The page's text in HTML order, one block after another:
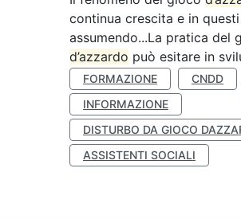
continua crescita e in
assumendo...La pratica del
d’azzardo può esitare in
FORMAZIONE CNDD
INFORMAZIONE
DISTURBO DA GIOCO
ASSISTENTI SOCIALI